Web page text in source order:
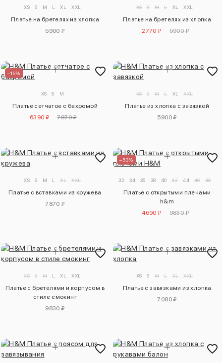
XS S M L XL XXL
Платье на бретелях из хлопка
5900 ₽
XS S M L XL XXL
Платье на бретелях из хлопка
2770 ₽
5900 ₽
–19%
XS S M
Платье сетчатое с бахромой
6390 ₽
7870 ₽
XS S M L XL XXL
Платье из хлопка с завязкой
5900 ₽
XS S M L XL XXL
Платье с вставками из кружева
7870 ₽
–53%
32 34 36 38 40 42 44 46 48
Платье с открытыми плечами
h&m
4690 ₽
9830 ₽
XS S M L XL XXL
Платье с бретелями и корпусом в
стиле смокинг
9830 ₽
XS S M L XL XXL
Платье с завязками из хлопка
7080 ₽